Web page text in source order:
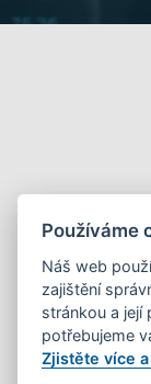
Používáme
Náš web
zajištění
stránkou a její
potřebujeme
Zjistěte více